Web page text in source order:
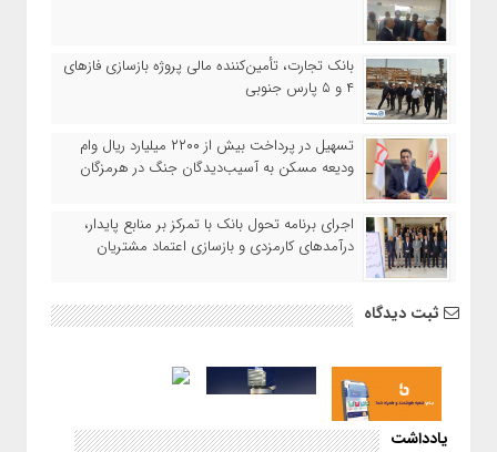
بانک تجارت، تأمین‌کننده مالی پروژه بازسازی فازهای
۴ و ۵ پارس جنوبی
تسهیل در پرداخت بیش از ۲۲۰۰ میلیارد ریال وام
ودیعه مسکن به آسیب‌دیدگان جنگ در هرمزگان
اجرای برنامه تحول بانک با تمرکز بر منابع پایدار،
درآمدهای کارمزدی و بازسازی اعتماد مشتریان
ثبت دیدگاه
یادداشت